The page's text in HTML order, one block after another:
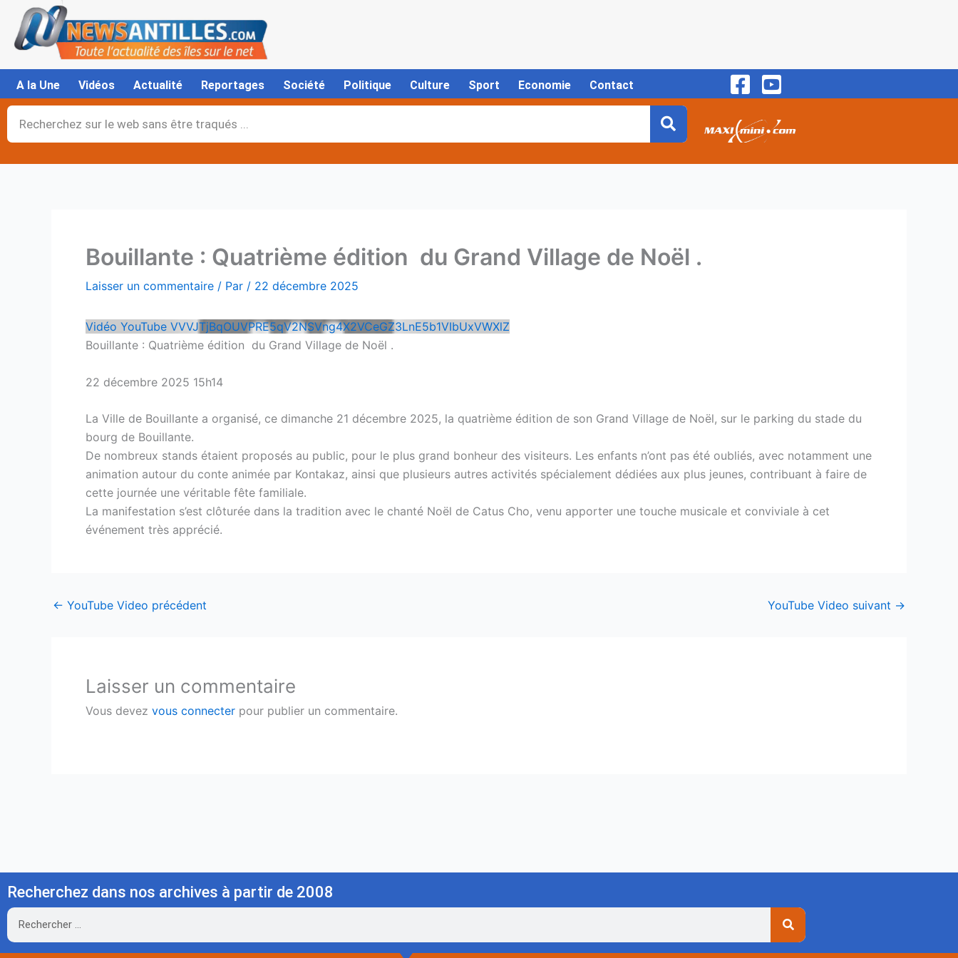
contenu
A la Une Vidéos Actualité Reportages Société Politique Culture Sport Economie Contact
Rechercher
Bouillante : Quatrième édition du Grand Village de Noël .
Laisser un commentaire / Par / 22 décembre 2025
Vidéo YouTube VVVJTjBqOUVPRE5qV2NSVng4X2VCeGZ3LnE5b1VIbUxVWXlZ
Bouillante : Quatrième édition du Grand Village de Noël .
22 décembre 2025 15h14
La Ville de Bouillante a organisé, ce dimanche 21 décembre 2025, la quatrième édition de son Grand Village de Noël, sur le parking du stade du
bourg de Bouillante.
De nombreux stands étaient proposés au public, pour le plus grand bonheur des visiteurs. Les enfants n’ont pas été oubliés, avec notamment une
animation autour du conte animée par Kontakaz, ainsi que plusieurs autres activités spécialement dédiées aux plus jeunes, contribuant à faire de
cette journée une véritable fête familiale.
La manifestation s’est clôturée dans la tradition avec le chanté Noël de Catus Cho, venu apporter une touche musicale et conviviale à cet
événement très apprécié.
← YouTube Video précédent YouTube Video suivant →
Laisser un commentaire
Vous devez vous connecter pour publier un commentaire.
Recherchez dans nos archives à partir de 2008
Rechercher